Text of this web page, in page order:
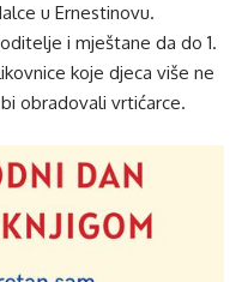
u Ernestinovu.
i mještane da do 1.
koje djeca više ne
obradovali vrtićarce.